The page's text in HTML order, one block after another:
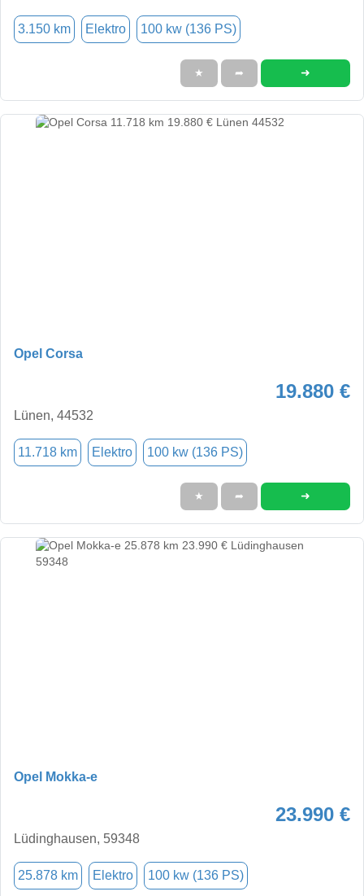
3.150 km Elektro 100 kw (136 PS)
★ ➦ ➜
Opel Corsa
19.880 €
Lünen, 44532
11.718 km Elektro 100 kw (136 PS)
★ ➦ ➜
Opel Mokka-e
23.990 €
Lüdinghausen, 59348
25.878 km Elektro 100 kw (136 PS)